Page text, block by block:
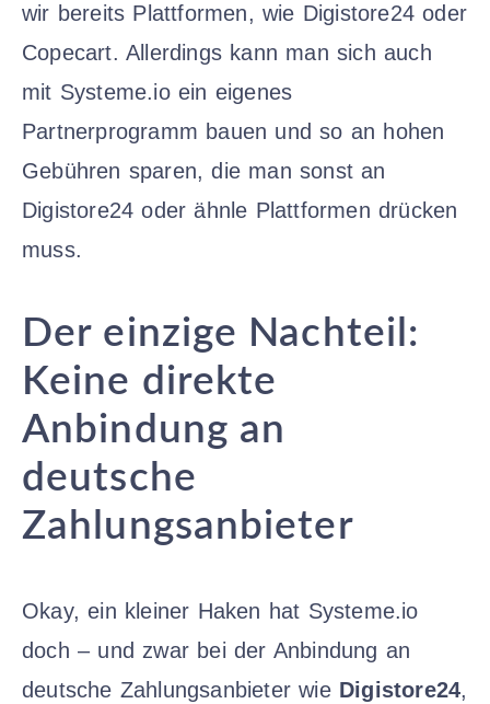
wir bereits Plattformen, wie Digistore24 oder
Copecart. Allerdings kann man sich auch
mit Systeme.io ein eigenes
Partnerprogramm bauen und so an hohen
Gebühren sparen, die man sonst an
Digistore24 oder ähnle Plattformen drücken
muss.
Der einzige Nachteil:
Keine direkte
Anbindung an
deutsche
Zahlungsanbieter
Okay, ein kleiner Haken hat Systeme.io
doch – und zwar bei der Anbindung an
deutsche Zahlungsanbieter wie Digistore24,